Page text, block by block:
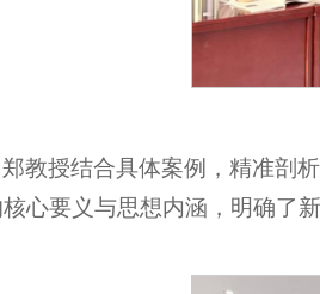
教授结合具体案例，精准剖
心要义与思想内涵，明确了